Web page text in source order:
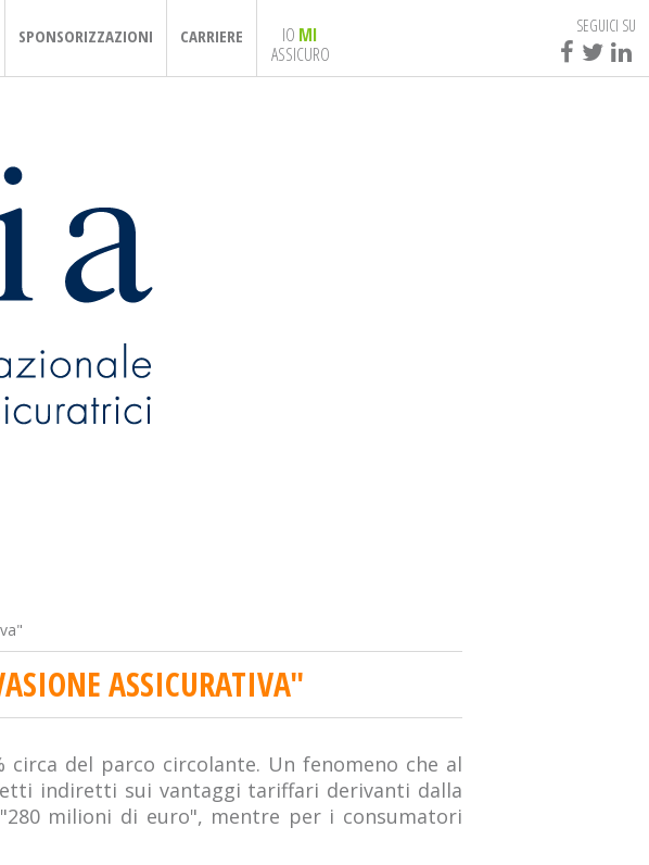
SPONSORIZZAZIONI CARRIERE IO MI
ASSICURO
SEGUICI SU
ASSICURATIVA"
circa del parco circolante. Un fenomeno che al
indiretti sui vantaggi tariffari derivanti dalla
milioni di euro", mentre per i consumatori